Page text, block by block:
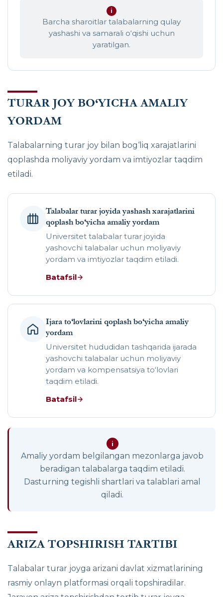
i
Barcha sharoitlar talabalarning qulay
yashashi va samarali o‘qishi uchun
yaratilgan.
TURAR JOY BO‘YICHA AMALIY
YORDAM
Talabalarning turar joy bilan bog‘liq xarajatlarini
qoplashda moliyaviy yordam va imtiyozlar taqdim
etiladi.
Talabalar turar joyida yashash xarajatlarini
qoplash bo‘yicha amaliy yordam
Universitet talabalar turar joyida
yashovchi talabalar uchun moliyaviy
yordam va imtiyozlar taqdim etiladi.
Batafsil
Ijara to‘lovlarini qoplash bo‘yicha amaliy
yordam
Universitet hududidan tashqarida ijarada
yashovchi talabalar uchun moliyaviy
yordam va kompensatsiya to‘lovlari
taqdim etiladi.
Batafsil
i
Amaliy yordam belgilangan mezonlarga javob
beradigan talabalarga taqdim etiladi.
Dasturning tegishli shartlari va talablari amal
qiladi.
ARIZA TOPSHIRISH TARTIBI
Talabalar turar joyga arizani davlat xizmatlarining
rasmiy onlayn platformasi orqali topshiradilar.